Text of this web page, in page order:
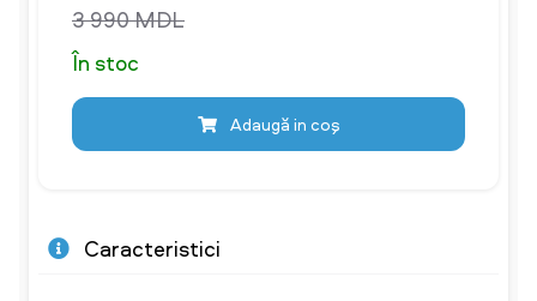
3 990 MDL
În stoc
Adaugă in coş
Caracteristici